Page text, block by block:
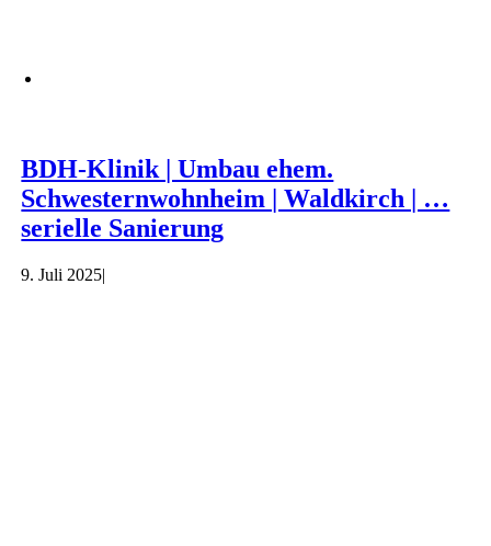
BDH-Klinik | Umbau ehem.
Schwesternwohnheim | Waldkirch | …
serielle Sanierung
9. Juli 2025|